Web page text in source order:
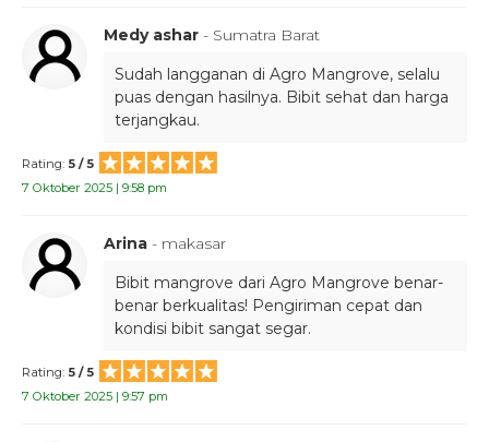
Medy ashar - Sumatra Barat
Sudah langganan di Agro Mangrove, selalu
puas dengan hasilnya. Bibit sehat dan harga
terjangkau.
Rating: 5 / 5
7 Oktober 2025 | 9:58 pm
Arina - makasar
Bibit mangrove dari Agro Mangrove benar-
benar berkualitas! Pengiriman cepat dan
kondisi bibit sangat segar.
Rating: 5 / 5
7 Oktober 2025 | 9:57 pm